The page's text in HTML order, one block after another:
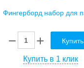
Купить
Купить в 1 клик